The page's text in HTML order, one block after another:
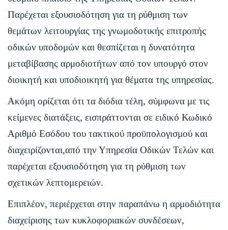
Παρέχεται εξουσιοδότηση για τη ρύθμιση των
θεμάτων λειτουργίας της γνωμοδοτικής επιτροπής
οδικών υποδομών και θεσπίζεται η δυνατότητα
μεταβίβασης αρμοδιοτήτων από τον υπουργό στον
διοικητή και υποδιοικητή για θέματα της υπηρεσίας.
Ακόμη ορίζεται ότι τα διόδια τέλη, σύμφωνα με τις
κείμενες διατάξεις, εισπράττονται σε ειδικό Κωδικό
Αριθμό Εσόδου του τακτικού προϋπολογισμού και
διαχειρίζονται,από την Υπηρεσία Οδικών Τελών και
παρέχεται εξουσιοδότηση για τη ρύθμιση των
σχετικών λεπτομερειών.
Επιπλέον, περιέρχεται στην παραπάνω η αρμοδιότητα
διαχείρισης των κυκλοφοριακών συνδέσεων,